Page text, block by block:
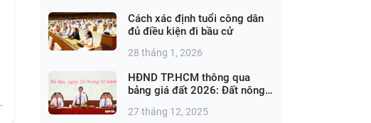
Cách xác định tuổi công dân
đủ điều kiện đi bầu cử
28 tháng 1, 2026
HĐND TP.HCM thông qua
bảng giá đất 2026: Đất nông
đồng/m²
27 tháng 12, 2025